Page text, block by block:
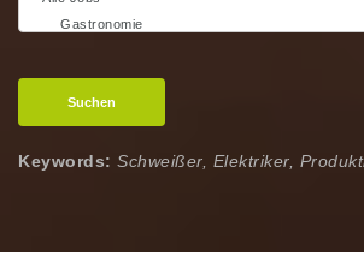
Suchen
Keywords: Schweißer, Elektriker,